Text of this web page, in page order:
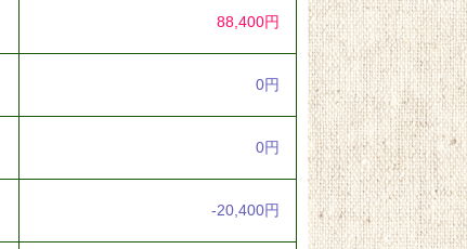
88,400円
0円
0円
-20,400円